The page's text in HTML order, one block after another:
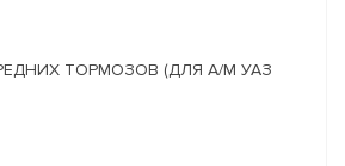
ТОРМОЗОВ (ДЛЯ А/М УАЗ